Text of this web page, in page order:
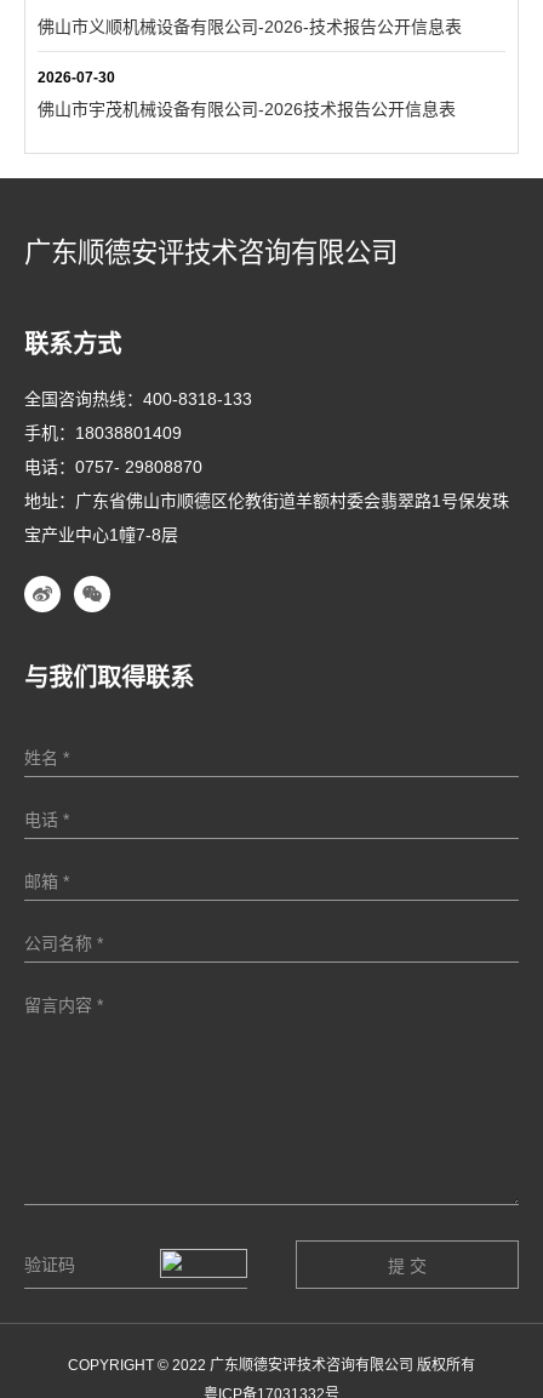
佛山市义顺机械设备有限公司-2026-技术报告公开信息表
2026-07-30
佛山市宇茂机械设备有限公司-2026技术报告公开信息表
广东顺德安评技术咨询有限公司
联系方式
全国咨询热线： 400-8318-133
手机： 18038801409
电话： 0757- 29808870
地址：广东省佛山市顺德区伦教街道羊额村委会翡翠路1号保发珠
宝产业中心1幢7-8层
与我们取得联系
COPYRIGHT © 2022 广东顺德安评技术咨询有限公司 版权所有
粤ICP备17031332号